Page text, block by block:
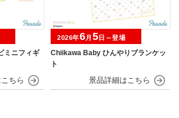
ミニフィギ
Chiikawa Baby ひんやりブランケッ
ト
2026年6月 5 日～登場